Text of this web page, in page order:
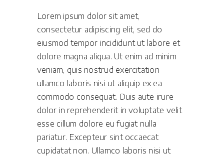
Lorem ipsum dolor sit amet,
consectetur adipiscing elit, sed do
eiusmod tempor incididunt ut labore et
dolore magna aliqua. Ut enim ad minim
veniam, quis nostrud exercitation
ullamco laboris nisi ut aliquip ex ea
commodo consequat. Duis aute irure
dolor in reprehenderit in voluptate velit
esse cillum dolore eu fugiat nulla
pariatur. Excepteur sint occaecat
cupidatat non. Ullamco laboris nisi ut